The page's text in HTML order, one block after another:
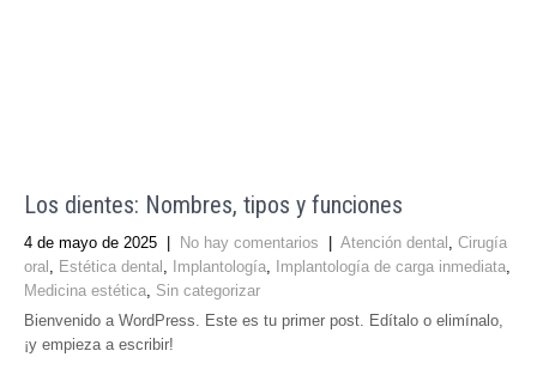
Los dientes: Nombres, tipos y funciones
4 de mayo de 2025 | No hay comentarios | Atención dental Cirugía
oral
Estética dental Implantología Implantología de carga inmediata
Medicina estética Sin categorizar
Bienvenido a WordPress. Este es tu primer post. Edítalo o elimínalo,
¡y empieza a escribir!